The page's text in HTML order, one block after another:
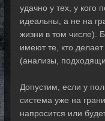
удачно у тех, у кого
идеальны, а не на
жизни в том числе).
имеют те, кто
(анализы,
Допустим, если у
система уже на
напросится или